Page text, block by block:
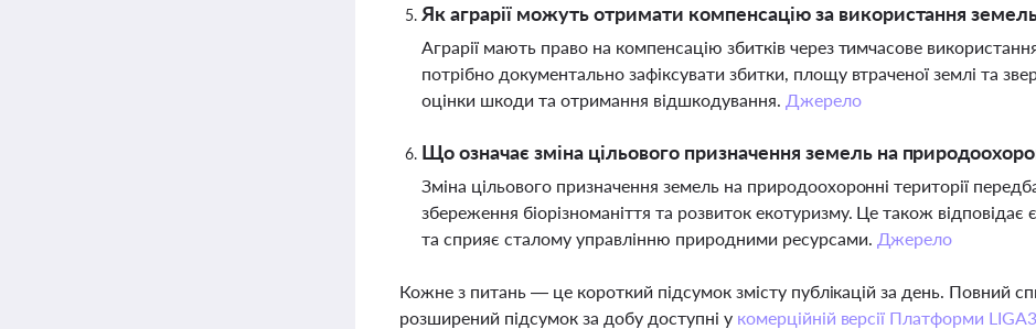
Як аграрії можуть отримати компенсацію за використання
Аграрії мають право на компенсацію збитків через тимчасове
потрібно документально зафіксувати збитки, площу втраченої землі та
оцінки шкоди та отримання відшкодування. Джерело
Що означає зміна цільового призначення земель на
Зміна цільового призначення земель на природоохоронні території
збереження біорізноманіття та розвиток екотуризму. Це також відповідає
та сприяє сталому управлінню природними ресурсами. Джерело
Кожне з питань — це короткий підсумок змісту публікацій за день. Повний
розширений підсумок за добу доступні у комерційній версії Платформи